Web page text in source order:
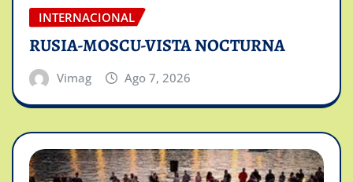
INTERNACIONAL
RUSIA-MOSCU-VISTA NOCTURNA
Vimag Ago 7, 2026